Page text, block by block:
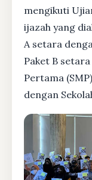
mengikuti
ijazah yang
A setara
Paket B
Pertama
dengan